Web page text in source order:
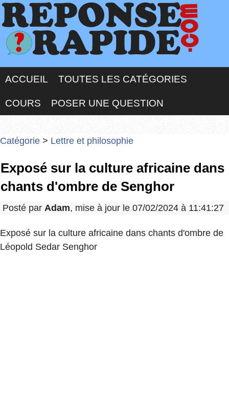
ACCUEIL TOUTES LES CATÉGORIES
COURS POSER UNE QUESTION
Catégorie > Lettre et philosophie
Exposé sur la culture africaine dans
chants d'ombre de Senghor
Posté par Adam, mise à jour le 07/02/2024 à 11:41:27
Exposé sur la culture africaine dans chants d'ombre de
Léopold Sedar Senghor